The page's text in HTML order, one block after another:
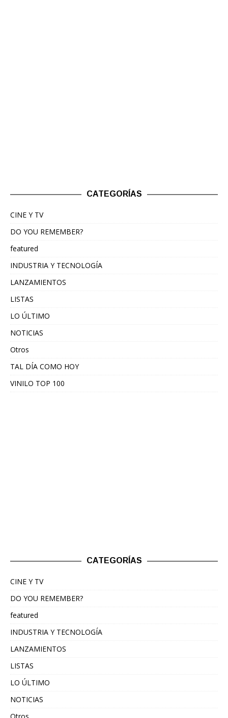
CATEGORÍAS
CINE Y TV
DO YOU REMEMBER?
featured
INDUSTRIA Y TECNOLOGÍA
LANZAMIENTOS
LISTAS
LO ÚLTIMO
NOTICIAS
Otros
TAL DÍA COMO HOY
VINILO TOP 100
CATEGORÍAS
CINE Y TV
DO YOU REMEMBER?
featured
INDUSTRIA Y TECNOLOGÍA
LANZAMIENTOS
LISTAS
LO ÚLTIMO
NOTICIAS